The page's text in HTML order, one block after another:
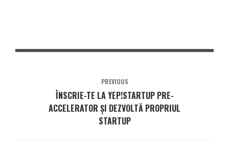
PREVIOUS
ÎNSCRIE-TE LA YEP!STARTUP PRE-
ACCELERATOR ȘI DEZVOLTĂ PROPRIUL
STARTUP